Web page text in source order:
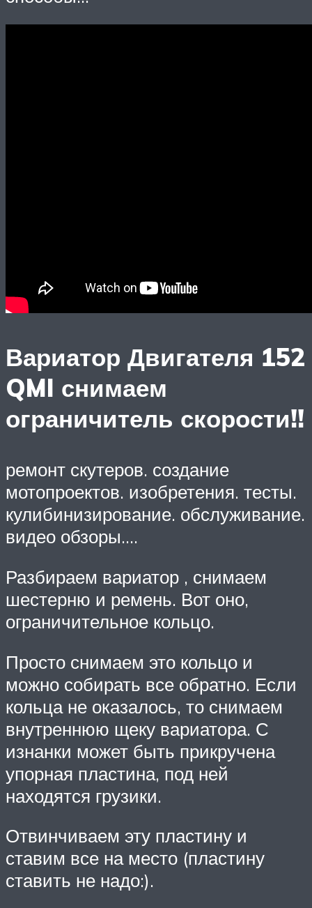
Вариатор Двигателя 152
QMI снимаем
ограничитель скорости!!
ремонт скутеров. создание
мотопроектов. изобретения. тесты.
кулибинизирование. обслуживание.
видео обзоры….
Разбираем вариатор , снимаем
шестерню и ремень. Вот оно,
ограничительное кольцо.
Просто снимаем это кольцо и
можно собирать все обратно. Если
кольца не оказалось, то снимаем
внутреннюю щеку вариатора. С
изнанки может быть прикручена
упорная пластина, под ней
находятся грузики.
Отвинчиваем эту пластину и
ставим все на место (пластину
ставить не надо:).